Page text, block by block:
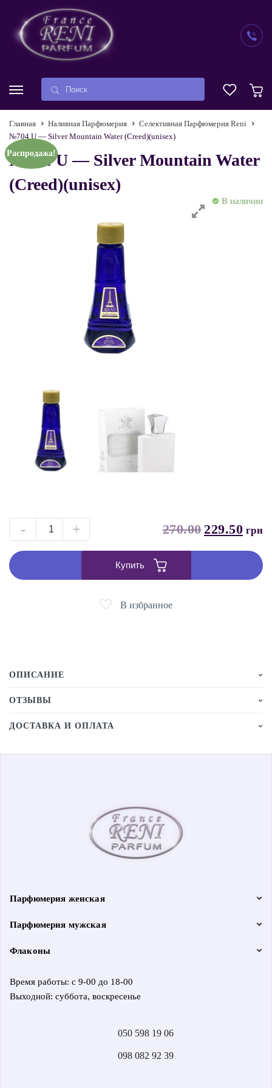
Главная Наливная Парфюмерия
Селективная Парфюмерия Reni
№704 U — Silver Mountain Water (Creed)(unisex)
№704 U — Silver Mountain Water
(Creed)(unisex)
В наличии
Распродажа!
- + 270.00 229.50 грн
Купить
В избранное
ОПИСАНИЕ
ОТЗЫВЫ
ДОСТАВКА И ОПЛАТА
Парфюмерия женская
Парфюмерия мужская
Флаконы
Время работы: с 9-00 до 18-00
Выходной: суббота, воскресенье
050 598 19 06
098 082 92 39